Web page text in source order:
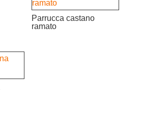
Parrucca castano
ramato